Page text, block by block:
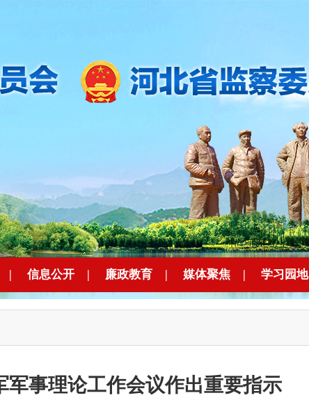
| 信息公开 | 廉政教育 | 媒体聚焦 | 学习园地
军事理论工作会议作出重要指示